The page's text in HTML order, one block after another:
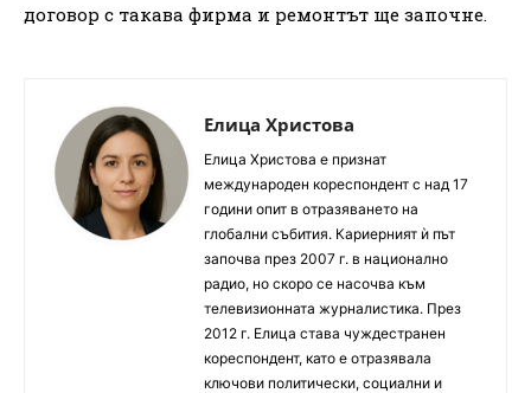
договор с такава фирма и ремонтът ще започне.
Елица Христова
Елица Христова е признат
международен кореспондент с над 17
години опит в отразяването на
глобални събития. Кариерният ѝ път
започва през 2007 г. в национално
радио, но скоро се насочва към
телевизионната журналистика. През
2012 г. Елица става чуждестранен
кореспондент, като е отразявала
ключови политически, социални и